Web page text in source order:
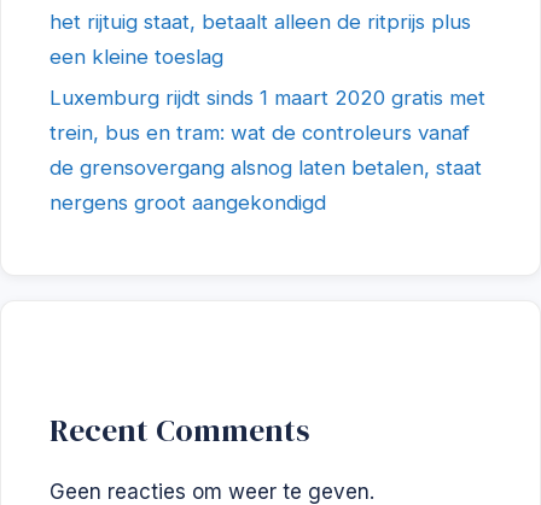
het rijtuig staat, betaalt alleen de ritprijs plus
een kleine toeslag
Luxemburg rijdt sinds 1 maart 2020 gratis met
trein, bus en tram: wat de controleurs vanaf
de grensovergang alsnog laten betalen, staat
nergens groot aangekondigd
Recent Comments
Geen reacties om weer te geven.